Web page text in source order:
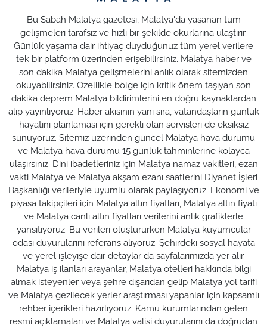
Bu Sabah Malatya gazetesi, Malatya'da yaşanan tüm
gelişmeleri tarafsız ve hızlı bir şekilde okurlarına ulaştırır.
Günlük yaşama dair ihtiyaç duyduğunuz tüm yerel verilere
tek bir platform üzerinden erişebilirsiniz. Malatya haber ve
son dakika Malatya gelişmelerini anlık olarak sitemizden
okuyabilirsiniz. Özellikle bölge için kritik önem taşıyan son
dakika deprem Malatya bildirimlerini en doğru kaynaklardan
alıp yayınlıyoruz. Haber akışının yanı sıra, vatandaşların günlük
hayatını planlaması için gerekli olan servisleri de eksiksiz
sunuyoruz. Sitemiz üzerinden güncel Malatya hava durumu
ve Malatya hava durumu 15 günlük tahminlerine kolayca
ulaşırsınız. Dini ibadetleriniz için Malatya namaz vakitleri, ezan
vakti Malatya ve Malatya akşam ezanı saatlerini Diyanet İşleri
Başkanlığı verileriyle uyumlu olarak paylaşıyoruz. Ekonomi ve
piyasa takipçileri için Malatya altın fiyatları, Malatya altın fiyatı
ve Malatya canlı altın fiyatları verilerini anlık grafiklerle
yansıtıyoruz. Bu verileri oluştururken Malatya kuyumcular
odası duyurularını referans alıyoruz. Şehirdeki sosyal hayata
ve yerel işleyişe dair detaylar da sayfalarımızda yer alır.
Malatya iş ilanları arayanlar, Malatya otelleri hakkında bilgi
almak isteyenler veya şehre dışarıdan gelip Malatya yol tarifi
ve Malatya gezilecek yerler araştırması yapanlar için kapsamlı
rehber içerikleri hazırlıyoruz. Kamu kurumlarından gelen
resmi açıklamaları ve Malatya valisi duyurularını da doğrudan